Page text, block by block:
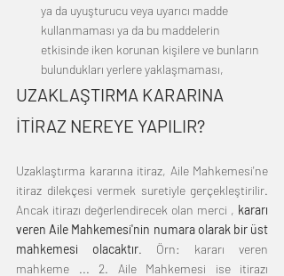
ya da uyuşturucu veya uyarıcı madde
kullanmaması ya da bu maddelerin
etkisinde iken korunan kişilere ve bunların
bulundukları yerlere yaklaşmaması,
UZAKLAŞTIRMA KARARINA
İTİRAZ NEREYE YAPILIR?
Uzaklaştırma kararına itiraz, Aile Mahkemesi'ne
itiraz dilekçesi vermek suretiyle gerçekleştirilir.
Ancak itirazı değerlendirecek olan merci , kararı
veren Aile Mahkemesi'nin numara olarak bir üst
mahkemesi olacaktır. Örn: kararı veren
mahkeme ... 2. Aile Mahkemesi ise itirazı